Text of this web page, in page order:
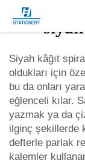
Ürünler
Hakkımızda
Özelleştirilmiş
Siyah kâğıt
oldukları için
bu da onları
eğlenceli kılar.
yazmak ya da
ilginç şekillerde
defterle parlak
kalemler